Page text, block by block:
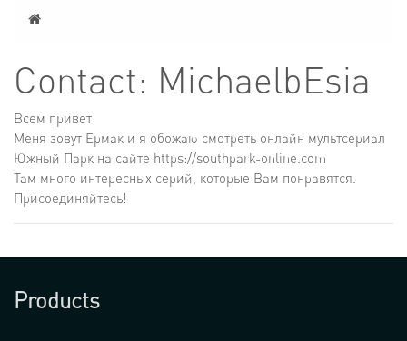
Home
Contact: MichaelbEsia
Всем привет!
Меня зовут Ермак и я обожаю смотреть онлайн мультсериал
Южный Парк на сайте https://southpark-online.com
Там много интересных серий, которые Вам понравятся.
Присоединяйтесь!
Products